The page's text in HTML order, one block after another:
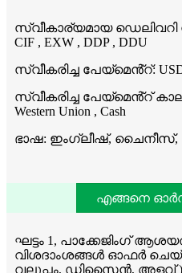
സ്വീകാര്യമായ ഡെലിവറി
CIF , EXW , DDP , DDU
സ്വീകരിച്ച പേയ്‌മെൻ്റ്:
സ്വീകരിച്ച പേയ്മെൻ്റ്
Western Union , Cash
ഭാഷ: ഇംഗ്ലീഷ്,
എങ്ങനെ
ഘട്ടം 1, പാക്കേജിംഗ്
വിശദാംശങ്ങൾ ഓഫർ
വലുപ്പം, ഡിസൈൻ, അളവ് )